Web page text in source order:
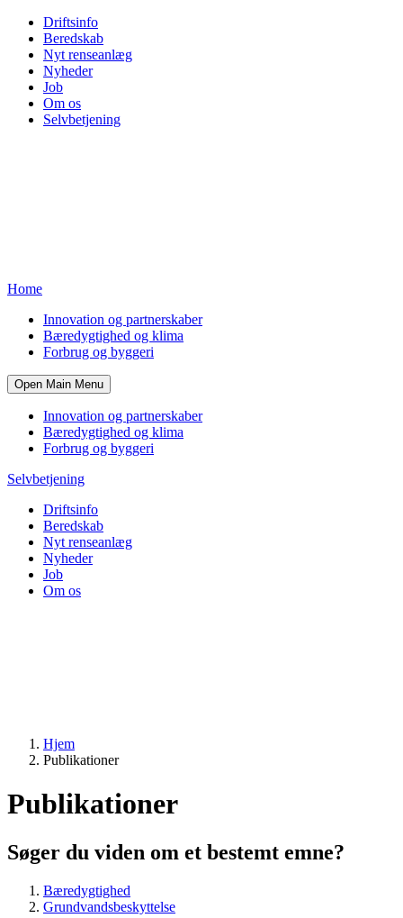
Driftsinfo
Beredskab
Nyt renseanlæg
Nyheder
Job
Om os
Selvbetjening
Home
Innovation og partnerskaber
Bæredygtighed og klima
Forbrug og byggeri
Open Main Menu
Innovation og partnerskaber
Bæredygtighed og klima
Forbrug og byggeri
Selvbetjening
Driftsinfo
Beredskab
Nyt renseanlæg
Nyheder
Job
Om os
Hjem
Publikationer
Publikationer
Søger du viden om et bestemt emne?
Bæredygtighed
Grundvandsbeskyttelse